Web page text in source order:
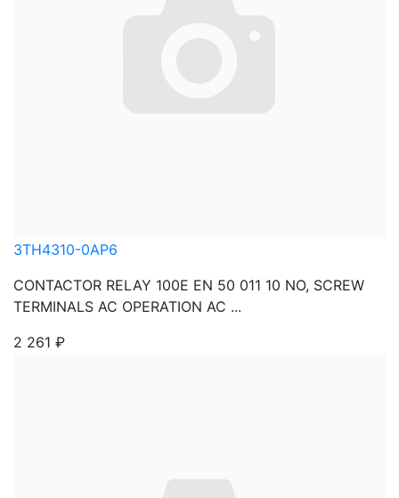
3TH4310-0AP6
CONTACTOR RELAY 100E EN 50 011 10 NO, SCREW
TERMINALS AC OPERATION AC ...
2 261 ₽